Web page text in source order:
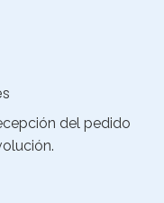
del pedido